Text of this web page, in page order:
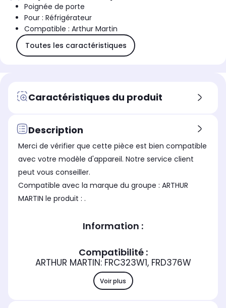
Poignée de porte
Pour : Réfrigérateur
Compatible : Arthur Martin
Toutes les caractéristiques
Caractéristiques du produit
Description
Merci de vérifier que cette pièce est bien compatible
avec votre modèle d'appareil. Notre service client
peut vous conseiller.
Compatible avec la marque du groupe : ARTHUR
MARTIN le produit : .
Information :
Compatibilité :
ARTHUR MARTIN: FRC323W1, FRD376W
Voir plus